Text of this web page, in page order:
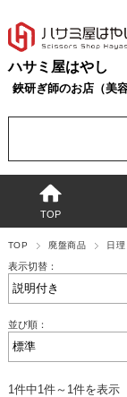
ハサミ屋はやし
鋏研ぎ師のお店（美
TOP
TOP 廃盤商品 日理
表示切替：
並び順：
1件中1件～1件を表示